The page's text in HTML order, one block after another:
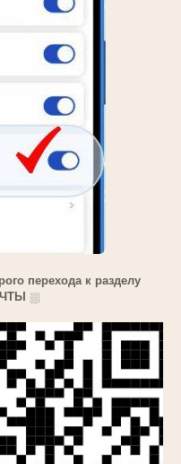
перехода к разделу
⛆